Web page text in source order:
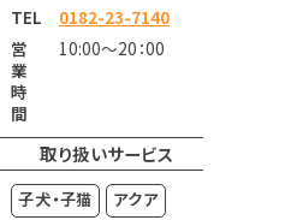
TEL
0182-23-7140
営
業
時
間
10:00～20：00
取り扱いサービス
子犬・子猫
アクア